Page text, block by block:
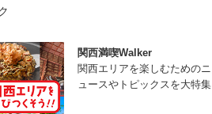
関西満喫Walker
関西エリアを楽しむためのニ
ュースやトピックスを大特集